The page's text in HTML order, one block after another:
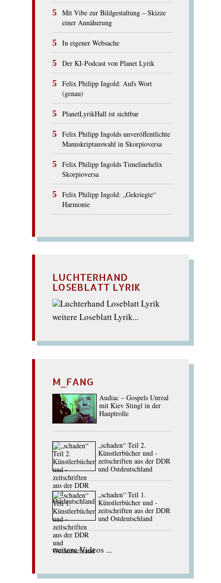
Mit Vibe zur Bildgestaltung – Skizze
einer Annäherung
In eigener Websache
Der KI-Podcast von Planet Lyrik
Felix Philipp Ingold: Aufs Wort
(genau)
PlanetLyrikHall ist sichtbar
Felix Philipp Ingolds unveröffentlichte
Manuskriptauswahl in Skorpioversa
Felix Philipp Ingolds Timelinehelix
Skorpioversa
Felix Philipp Ingold: „Gekriegte“
Harmonie
LUCHTERHAND
LOSEBLATT LYRIK
weitere Loseblatt Lyrik...
M_FANG
Audiac – Gospels Unreal
mit Kiev Stingl in der
Hauptrolle
„schaden“ Teil 2.
Künstlerbücher und -
zeitschriften aus der DDR
und Ostdeutschland
„schaden“ Teil 1.
Künstlerbücher und -
zeitschriften aus der DDR
und Ostdeutschland
weitere Videos ...